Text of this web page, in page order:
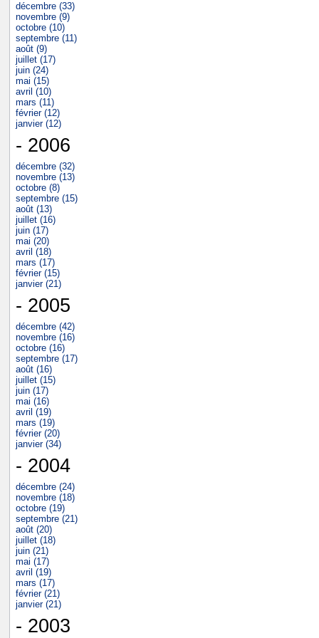
décembre (33)
novembre (9)
octobre (10)
septembre (11)
août (9)
juillet (17)
juin (24)
mai (15)
avril (10)
mars (11)
février (12)
janvier (12)
- 2006
décembre (32)
novembre (13)
octobre (8)
septembre (15)
août (13)
juillet (16)
juin (17)
mai (20)
avril (18)
mars (17)
février (15)
janvier (21)
- 2005
décembre (42)
novembre (16)
octobre (16)
septembre (17)
août (16)
juillet (15)
juin (17)
mai (16)
avril (19)
mars (19)
février (20)
janvier (34)
- 2004
décembre (24)
novembre (18)
octobre (19)
septembre (21)
août (20)
juillet (18)
juin (21)
mai (17)
avril (19)
mars (17)
février (21)
janvier (21)
- 2003